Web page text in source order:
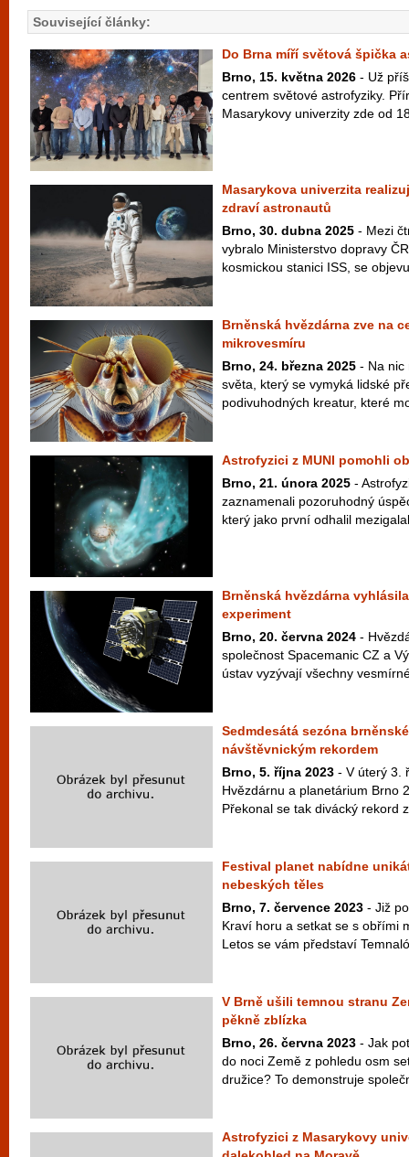
Související články:
Do Brna míří světová špička
Brno, 15. května 2026 - Už
centrem světové astrofyziky.
Masarykovy univerzity zde od
Masarykova univerzita
zdraví astronautů
Brno, 30. dubna 2025 - Mezi
vybralo Ministerstvo dopravy
kosmickou stanici ISS, se
Brněnská hvězdárna zve na
mikrovesmíru
Brno, 24. března 2025 - Na nic
světa, který se vymyká lidské
podivuhodných kreatur, které
Astrofyzici z MUNI pomohli
Brno, 21. února 2025 -
zaznamenali pozoruhodný
který jako první odhalil
Brněnská hvězdárna
experiment
Brno, 20. června 2024 -
společnost Spacemanic CZ a
ústav vyzývají všechny
Sedmdesátá sezóna
návštěvnickým rekordem
Brno, 5. října 2023 - V úterý 3.
Hvězdárnu a planetárium Brno
Překonal se tak divácký rekord
Festival planet nabídne
nebeských těles
Brno, 7. července 2023 - Již
Kraví horu a setkat se s obřími
Letos se vám představí
V Brně ušili temnou stranu
pěkně zblízka
Brno, 26. června 2023 - Jak
do noci Země z pohledu osm
družice? To demonstruje
Astrofyzici z Masarykovy